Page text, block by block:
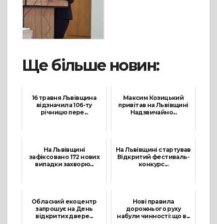
Ще більше новин:
16 травня Львівщина
відзначила 106-ту
річницю пере...
Максим Козицький
привітав на Львівщині
Надзвичайно...
На Львівщині
зафіксовано 172 нових
випадки захворю...
На Львівщині стартував
Відкритий фестиваль-
конкурс...
Обласний екоцентр
запрошує на День
відкритих двере...
Нові правила
дорожнього руху
набули чинності: що в...